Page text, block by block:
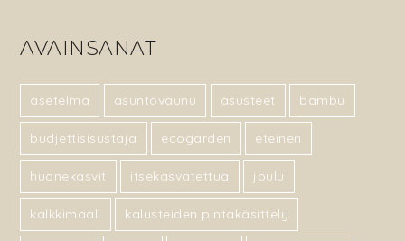
AVAINSANAT
asetelma asuntovaunu asusteet bambu
budjettisisustaja ecogarden eteinen
huonekasvit itsekasvatettua joulu
kalkkimaali kalusteiden pintakäsittely